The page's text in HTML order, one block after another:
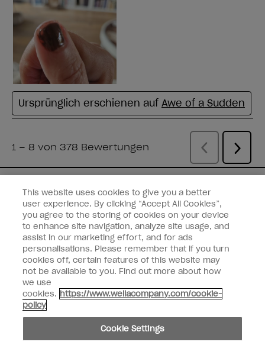
Sie haben eine E-Mail
Erhalten Sie die neuesten Nachrichten,
Rabatte und mehr von denWella-Marken
direkt in Ihre Mailbox.
Geben Sie Ihre E-Mail-Adresse ein *
Kundenart
Verbraucher
Geschäftskunden
This website uses cookies to give you a better
user experience. By clicking “Accept All Cookies”,
you agree to the storing of cookies on your device
to enhance site navigation, analyze site usage, and
assist in our marketing effort, and for ads
personalisations. Please remember that if you turn
cookies off, certain features of this website may
not be available to you. Find out more about how
we use
cookies. https://www.wellacompany.com/cookie-
policy
Cookie Settings